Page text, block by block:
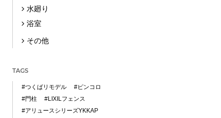
水廻り
浴室
その他
TAGS
#つくばリモデル
#ピンコロ
#門柱
#LIXILフェンス
#アリュースシリーズYKKAP